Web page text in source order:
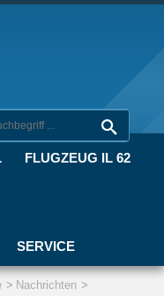
FLUGZEUG IL 62
SERVICE
Nachrichten